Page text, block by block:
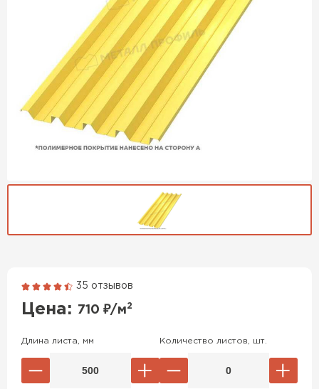
35 отзывов
Цена: 710 ₽/м2
Длина листа, мм Количество листов, шт.
Гибкая черепица